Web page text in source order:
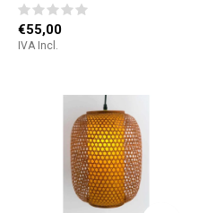
€55,00
IVA Incl.